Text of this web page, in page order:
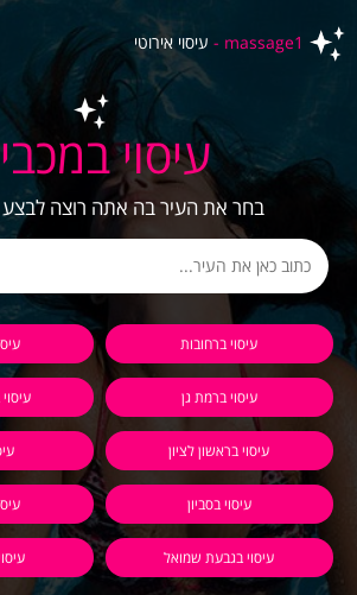
massage1 - עיסוי אירוטי
עיסוי
בחר את העיר בה אתה רוצה לבצע
עיסוי ברחובות
עיסוי ברמת גן
עיסוי בראשון לציון
עיסוי בסביון
עיסוי בגבעת שמואל